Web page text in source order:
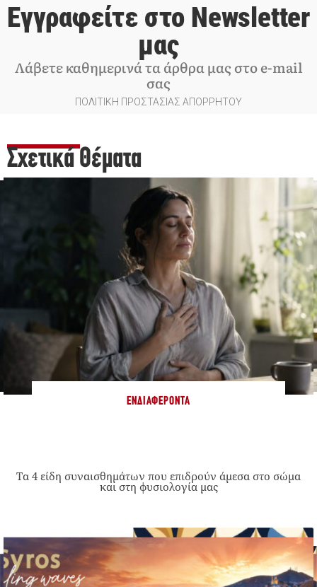
Εγγραφείτε στο Newsletter
μας
Λάβετε καθημερινά τα άρθρα μας στο e-mail
σας
ΠΟΛΙΤΙΚΗ ΠΡΟΣΤΑΣΙΑΣ ΑΠΟΡΡΗΤΟΥ
Σχετικά Θέματα
ΕΝΔΙΑΦΈΡΟΝΤΑ
Τα 4 είδη συναισθημάτων που επιδρούν άμεσα στο σώμα
και στη φυσιολογία μας